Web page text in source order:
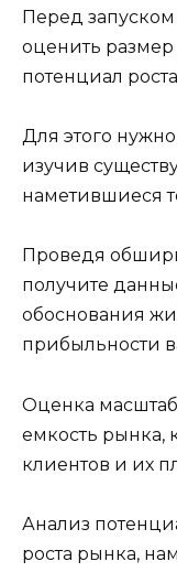
Перед
оценить
потенциал
Для этого
изучив
наметившиеся
Проведя
получите
обоснования
прибыльности
Оценка
емкость рынка,
клиентов и их
Анализ
роста рынка,